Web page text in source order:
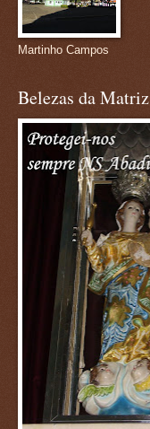
Martinho Campos
Belezas da Matriz